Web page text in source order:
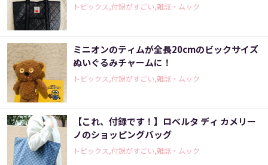
トピックス,付録がすごい,雑誌・ムック
ミニオンのティムが全長20cmのビックサイズ
ぬいぐるみチャームに！
トピックス,付録がすごい,雑誌・ムック
【これ、付録です！】ロベルタ ディ カメリー
ノのショッピングバッグ
トピックス,付録がすごい,雑誌・ムック